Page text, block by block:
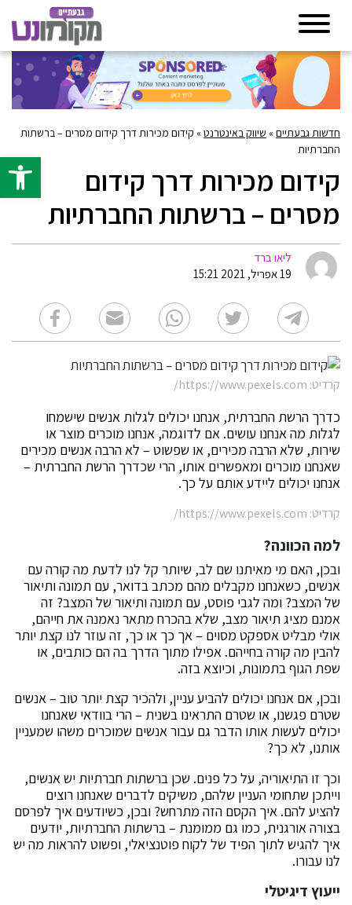
פתח
חדשות גבעתיים» שיווק באינטרנט» קידום מכירות דרך קידום מסרים – ברשתות
החברתיות
קידום מכירות דרך קידום
מסרים – ברשתות החברתיות
ליאו ברד
19 אפריל, 2021 15:21
קרדיט: https://www.pexels.com/
כדרך הרשת החברתית, אנחנו יכולים לגלות אנשים שישמחו
לגלות מה אנחנו עושים. אם לדוגמה, אנחנו מוכרים מוצר או
שירות, שלא הרבה מכירים, או שפשוט – לא הרבה אנשים מכירים
שאנחנו מוכרים ומאפשרים אותו, הרי שכדרך הרשת החברתית –
אנחנו יכולים ליידע אותם על כך.
קרדיט: https://www.pexels.com/
למה הכוונה?
ובכן, האם מי מאיתנו שם לב, שיותר קל לנו לדעת מה קורה עם
אנשים, כשאנחנו מקבלים מהם מכתב בדואר, עם תמונה ותיאור
של המצב? ומה לגבי פוסט, עם תמונה ותיאור של המצב? זה
אמנם מציג תיאור מצב, שלא בהכרח מתאר נאמנה את חייהם,
אולי מבליט אספקט מסוים – אך כך או כך, זה עוזר לנו קצת יותר
להבין מה קורה בחייהם. אפילו מתוך הדרך בה הם כותבים, או
שפת הגוף בתמונות, וכיוצא בזה.
ובכן, אם אנחנו יכולים להביע עניין, ולהכיר קצת יותר טוב – אנשים
שטרם פגשנו, או שטרם התראינו בשנית – הרי בוודאי שאנחנו
יכולים לעשות אותו הדבר גם עבור אנשים שמוכרים משהו שמעניין
אותנו, לא כך?
וכך זו התיאוריה, על כל פנים. שכן ברשתות חברתיות יש אנשים,
וייתכן שתחומי העניין שלהם, משיקים לדברים שאנחנו רוצים
להציע להם. איך הקסם הזה מתרחש? ובכן, כשיודעים איך לפרסם
בצורה אורגנית, כמו גם ממומנת – ברשתות החברתיות, יודעים
איך להגיש לתוך הפיד של לקוח פוטנציאלי, ופשוט להראות מה יש
לנו עבורו.
ייעוץ דיגיטלי